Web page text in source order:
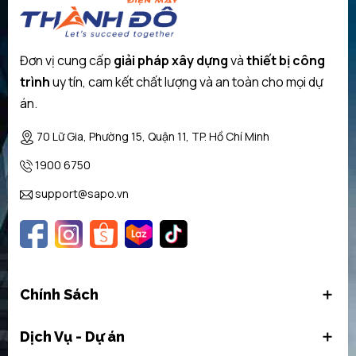
Máy hút mùi DWP96BC50Bđượchãng Bosch
liệu inox cao cấp độ bền cao, chống gỉ sét giúp người dùng an
tâm khi sử dụng. Nhờ vậy, cho dù bạn có sử dụng máy trong thời
gian dài cũng không lo bị bạc màu hoặc trầy xước.
Đơn vị cung cấp giải pháp xây dựngvàthiết bị công
trìnhuy tín, cam kết chất lượng và an toàn cho mọi dự
án.
70 Lữ Gia, Phường 15, Quận 11, TP. Hồ Chí Minh
1900 6750
support@sapo.vn
Chính Sách
Dịch Vụ - Dự án